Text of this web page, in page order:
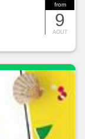
from
9
AOUT